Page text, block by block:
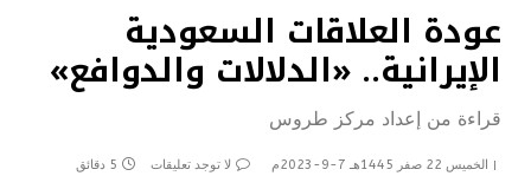
عودة العلاقات السعودية
الإيرانية.. «الدلالات والدوافع»
قراءة من إعداد مركز طروس
الخميس 22 صفر 1445هـ 7-9-2023م لا توجد تعليقات 5 دقائق